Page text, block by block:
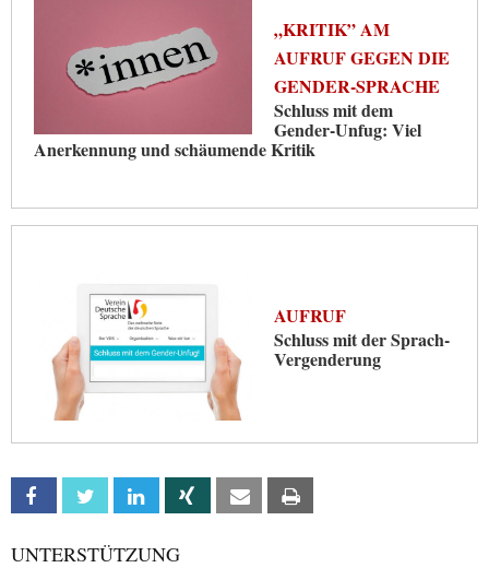
„KRITIK” AM
AUFRUF GEGEN DIE
GENDER-SPRACHE
Schluss mit dem
Gender-Unfug: Viel
Anerkennung und schäumende Kritik
AUFRUF
Schluss mit der Sprach-
Vergenderung
Facebook Twitter Linkedin Xing Email
UNTERSTÜTZUNG